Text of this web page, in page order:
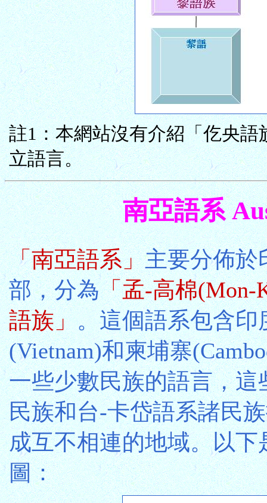
註1：本網站沒有介紹「仡央
立語言。
南亞語系
「南亞語系」主要分佈於
部，分為「孟-高棉(Mon-
語族」。這個語系包含
(Vietnam)和柬埔寨
一些少數民族的語言，
民族和台-卡岱語系諸民
成互不相連的地域。以
圖：